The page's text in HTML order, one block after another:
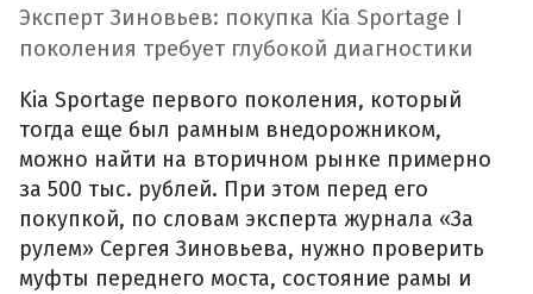
Эксперт Зиновьев: покупка Kia Sportage I
поколения требует глубокой диагностики
Kia Sportage первого поколения, который
тогда еще был рамным внедорожником,
можно найти на вторичном рынке примерно
за 500 тыс. рублей. При этом перед его
покупкой, по словам эксперта журнала «За
рулем» Сергея Зиновьева, нужно проверить
муфты переднего моста, состояние рамы и